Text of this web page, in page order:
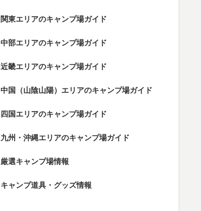
関東エリアのキャンプ場ガイド
中部エリアのキャンプ場ガイド
近畿エリアのキャンプ場ガイド
中国（山陰山陽）エリアのキャンプ場ガイド
四国エリアのキャンプ場ガイド
九州・沖縄エリアのキャンプ場ガイド
厳選キャンプ場情報
キャンプ道具・グッズ情報